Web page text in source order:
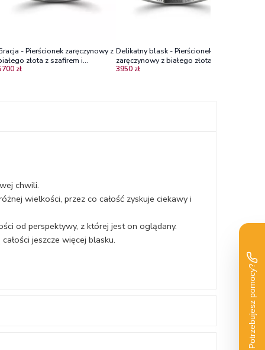
- Pierścionek zaręczynowy z
złota z szafirem i
zł
Delikatny blask - Pierścionek
zaręczynowy z białego złota z
białym szafirem i diamentami
3950 zł
chwili.
wielkości, przez co całość zyskuje ciekawy i
od perspektywy, z której jest on oglądany.
jeszcze więcej blasku.